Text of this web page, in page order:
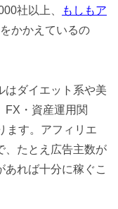
社以上、
もしもア
かかえているの
はダイエット系や美
FX・資産運用関
ます。アフィリエ
、たとえ広告主数が
れば十分に稼ぐこ